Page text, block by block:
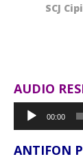
SCJ
AUDIO
Pemutar
Audio
00:00
ANTIFON